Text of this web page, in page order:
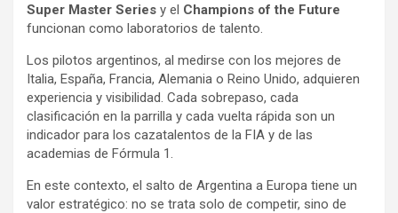
Super Master Series y el Champions of the Future
funcionan como laboratorios de talento.
Los pilotos argentinos, al medirse con los mejores de
Italia, España, Francia, Alemania o Reino Unido, adquieren
experiencia y visibilidad. Cada sobrepaso, cada
clasificación en la parrilla y cada vuelta rápida son un
indicador para los cazatalentos de la FIA y de las
academias de Fórmula 1.
En este contexto, el salto de Argentina a Europa tiene un
valor estratégico: no se trata solo de competir, sino de